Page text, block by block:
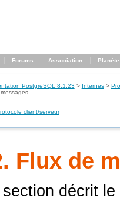
Forums Association Planète
PostgreSQL 8.1.23 > Internes>
client/serveur
Flux de
décrit